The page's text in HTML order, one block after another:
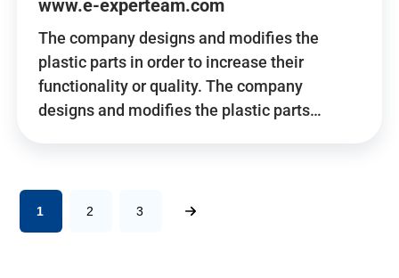
www.e-experteam.com
The company designs and modifies the
plastic parts in order to increase their
functionality or quality. The company
designs and modifies the plastic parts…
1 2 3